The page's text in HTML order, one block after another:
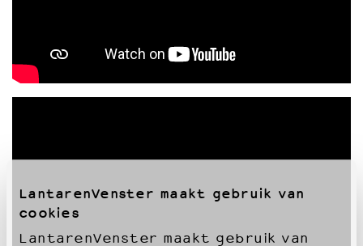
LantarenVenster maakt gebruik van
cookies
LantarenVenster maakt gebruik van